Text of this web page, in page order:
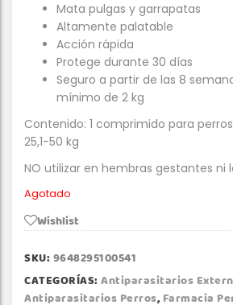
Mata pulgas y garrapatas
Altamente palatable
Acción rápida
Protege durante 30 días
Seguro a partir de las 8
mínimo de 2 kg
Contenido: 1 comprimido para
25,1-50 kg
NO utilizar en hembras gestantes ni
Agotado
Wishlist
SKU: 9648295100541
CATEGORÍAS: Antiparasitarios
Antiparasitarios Perros, Farmacia